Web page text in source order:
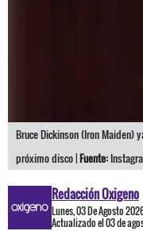
Bruce Dickinson (Iron Maiden)
próximo disco |Fuente:
Redacción Oxigeno
Lunes, 03 De Agosto
Actualizado el 03 de